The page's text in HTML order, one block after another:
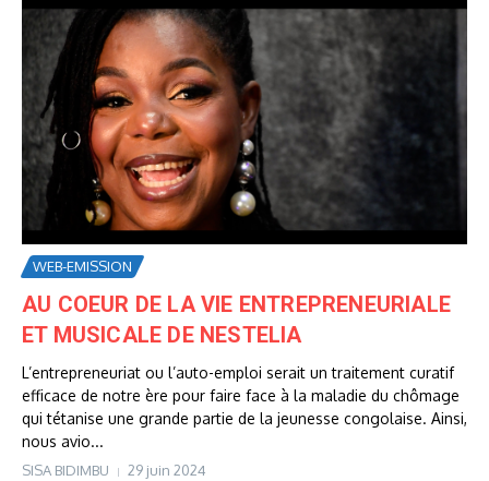
WEB-EMISSION
AU COEUR DE LA VIE ENTREPRENEURIALE
ET MUSICALE DE NESTELIA
L’entrepreneuriat ou l’auto-emploi serait un traitement curatif
efficace de notre ère pour faire face à la maladie du chômage
qui tétanise une grande partie de la jeunesse congolaise. Ainsi,
nous avio...
SISA BIDIMBU 29 juin 2024